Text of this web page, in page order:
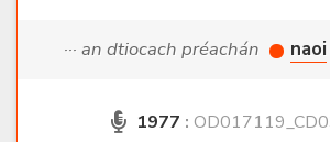
··· an dtiocach préachán naoi
1977 :